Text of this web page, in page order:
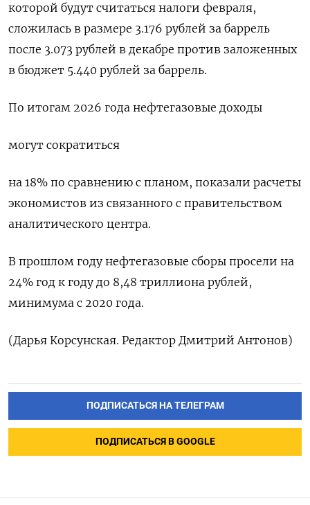
которой будут считаться ‍налоги февраля,
сложилась в размере ‍3.176 рублей за баррель
после 3.073 рублей в декабре против заложенных
в бюджет 5.440 рублей за ‍баррель.
По итогам 2026 года нефтегазовые доходы
могут сократиться
на 18% по сравнению с планом, показали расчеты
экономистов из связанного с правительством
аналитического центра.
В прошлом году нефтегазовые сборы просели ⁠на
24% год к году до 8,48 триллиона рублей,
минимума с 2020 года.
(Дарья Корсунская. Редактор Дмитрий Антонов)
ПОДПИСАТЬСЯ НА ТЕЛЕГРАМ
ПОДПИСАТЬСЯ В GOOGLE